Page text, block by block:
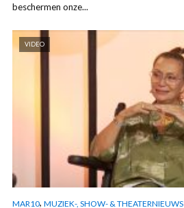
beschermen onze...
VIDEO
MAR10, MUZIEK-, SHOW- & THEATERNIEUWS